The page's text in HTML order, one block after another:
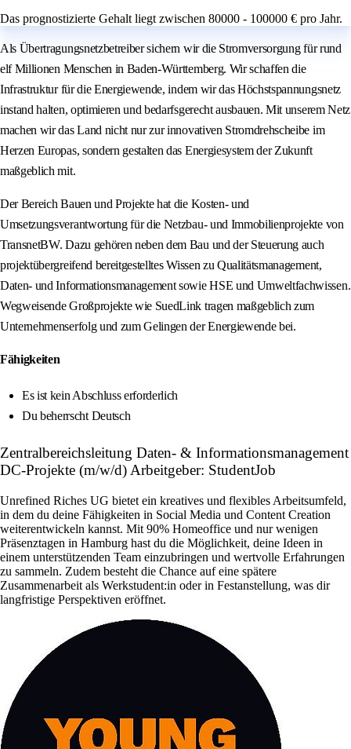
Das prognostizierte Gehalt liegt zwischen 80000 - 100000 € pro Jahr.
Als Übertragungsnetzbetreiber sichern wir die Stromversorgung für rund
elf Millionen Menschen in Baden-Württemberg. Wir schaffen die
Infrastruktur für die Energiewende, indem wir das Höchstspannungsnetz
instand halten, optimieren und bedarfsgerecht ausbauen. Mit unserem Netz
machen wir das Land nicht nur zur innovativen Stromdrehscheibe im
Herzen Europas, sondern gestalten das Energiesystem der Zukunft
maßgeblich mit.
Der Bereich Bauen und Projekte hat die Kosten- und
Umsetzungsverantwortung für die Netzbau- und Immobilienprojekte von
TransnetBW. Dazu gehören neben dem Bau und der Steuerung auch
projektübergreifend bereitgestelltes Wissen zu Qualitätsmanagement,
Daten- und Informationsmanagement sowie HSE und Umweltfachwissen.
Wegweisende Großprojekte wie SuedLink tragen maßgeblich zum
Unternehmenserfolg und zum Gelingen der Energiewende bei.
Fähigkeiten
Es ist kein Abschluss erforderlich
Du beherrscht Deutsch
Zentralbereichsleitung Daten- & Informationsmanagement
DC-Projekte (m/w/d) Arbeitgeber: StudentJob
Unrefined Riches UG bietet ein kreatives und flexibles Arbeitsumfeld,
in dem du deine Fähigkeiten in Social Media und Content Creation
weiterentwickeln kannst. Mit 90% Homeoffice und nur wenigen
Präsenztagen in Hamburg hast du die Möglichkeit, deine Ideen in
einem unterstützenden Team einzubringen und wertvolle Erfahrungen
zu sammeln. Zudem besteht die Chance auf eine spätere
Zusammenarbeit als Werkstudent:in oder in Festanstellung, was dir
langfristige Perspektiven eröffnet.